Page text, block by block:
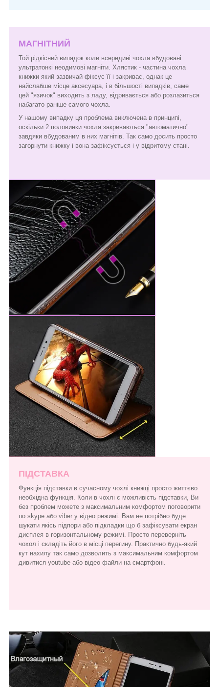
МАГНІТНИЙ
Той рідкісний випадок коли всередині чохла вбудовані
ультратонкі неодимові магніти. Хлястик - частина чохла
книжки який зазвичай фіксує її і закриває, однак це
найслабше місце аксесуара, і в більшості випадків, саме
цей "язичок" виходить з ладу, відривається або розлазиться
набагато раніше самого чохла.
У нашому випадку ця проблема виключена в принципі,
оскільки 2 половинки чохла закриваються "автоматично"
завдяки вбудованим в них магнітів. Так само досить просто
загорнути книжку і вона зафіксується і у відритому стані.
ПІДСТАВКА
Функція підставки в сучасному чохлі книжці просто життєво
необхідна функція. Коли в чохлі є можливість підставки, Ви
без проблем можете з максимальним комфортом поговорити
по skype або viber у відео режимі. Вам не потрібно буде
шукати якісь підпори або підкладки що б зафіксувати екран
дисплея в горизонтальному режимі. Просто переверніть
чохол і складіть його в місці перегину. Практично будь-який
кут нахилу так само дозволить з максимальним комфортом
дивитися youtube або відео файли на смартфоні.